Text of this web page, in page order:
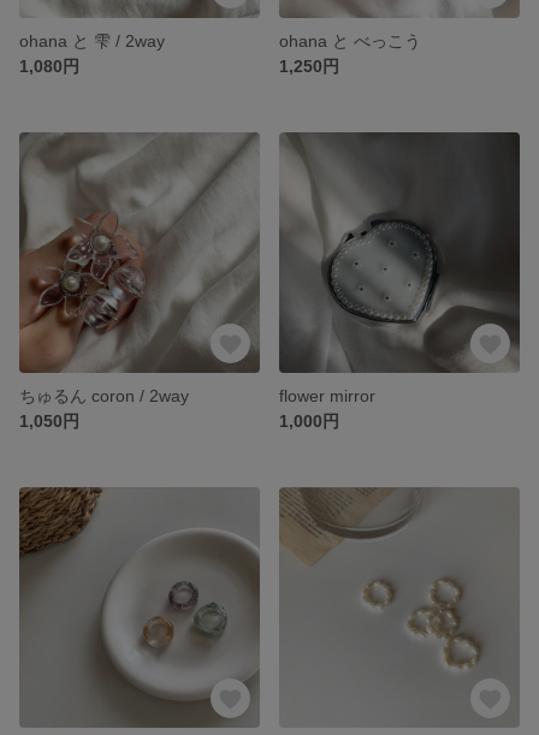
ohana と 雫 / 2way
1,080円
ohana と べっこう
1,250円
ちゅるん coron / 2way
1,050円
flower mirror
1,000円